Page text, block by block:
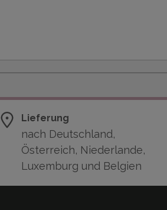
Lieferung
nach Deutschland,
Österreich, Niederlande,
Luxemburg und Belgien